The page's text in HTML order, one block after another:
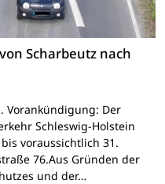
Scharbeutz nach
Vorankündigung: Der
Schleswig-Holstein
voraussichtlich 31.
76.Aus Gründen der
und der…